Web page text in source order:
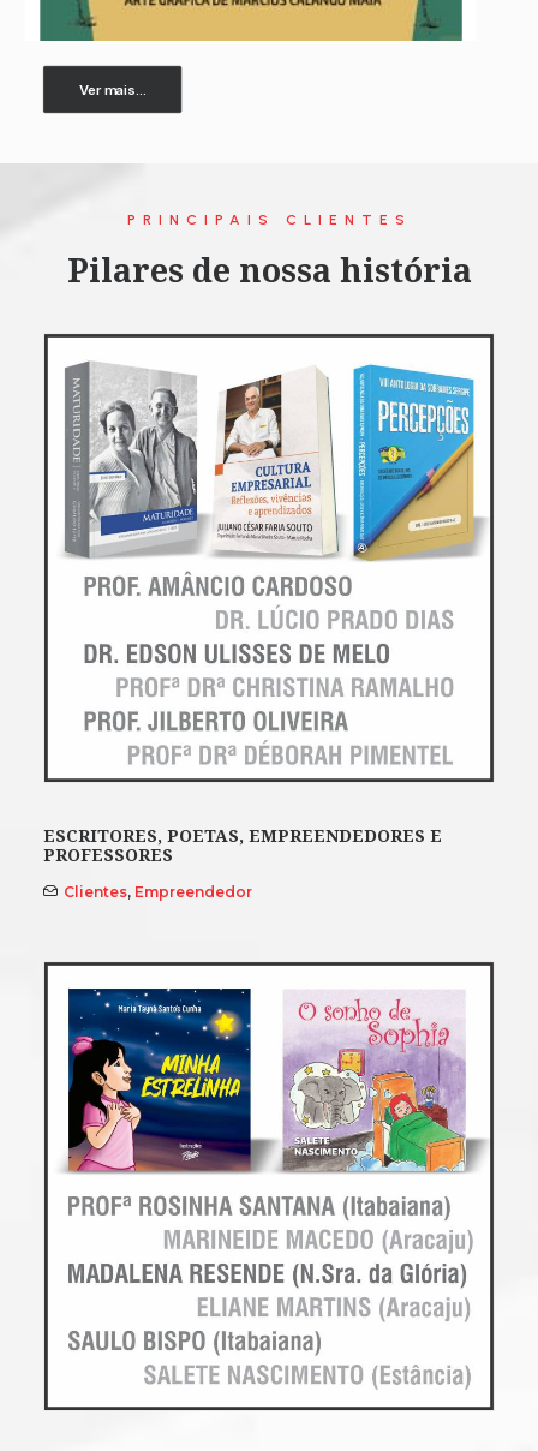
Ver mais...
PRINCIPAIS CLIENTES
Pilares de nossa história
ESCRITORES, POETAS, EMPREENDEDORES E
PROFESSORES
Clientes, Empreendedor